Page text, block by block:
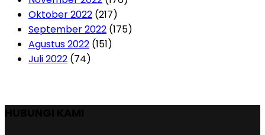
Oktober 2022 (217)
September 2022 (175)
Agustus 2022 (151)
Juli 2022 (74)